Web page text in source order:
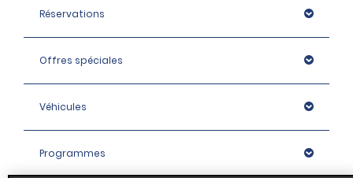
Réservations
Offres spéciales
Véhicules
Programmes